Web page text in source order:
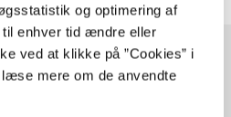
og optimering af
enhver tid ændre eller
ved at klikke på ”Cookies” i
mere om de anvendte
emner